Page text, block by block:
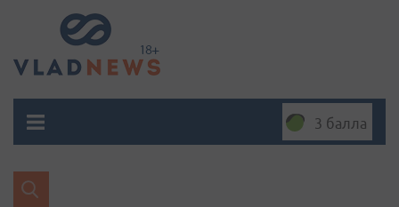
3 балла